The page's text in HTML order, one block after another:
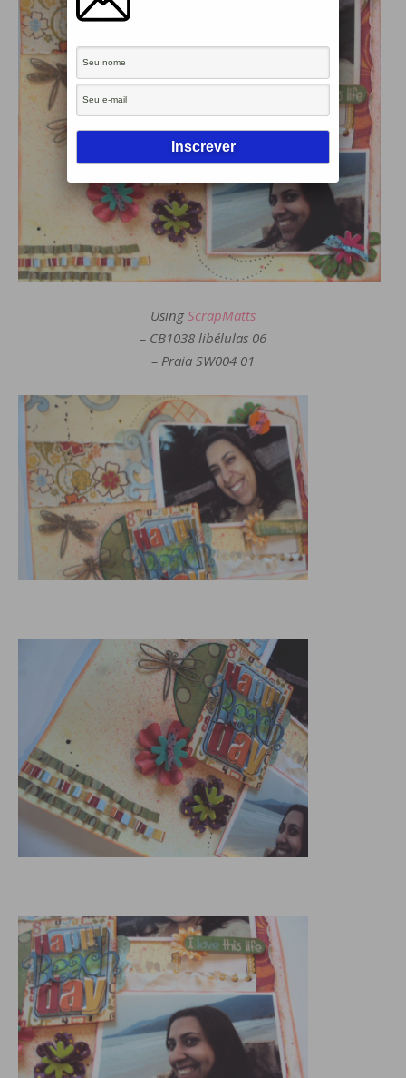
Using ScrapMatts
– CB1038 libélulas 06
– Praia SW004 01